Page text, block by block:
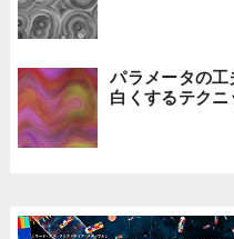
パラメータの
白くするテクニ